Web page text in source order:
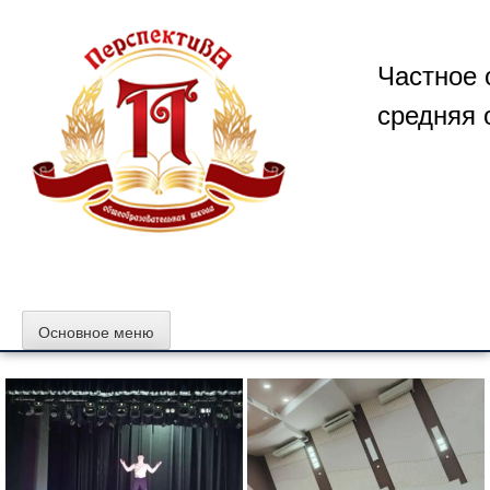
содержимому
Частное
средняя
Основное меню